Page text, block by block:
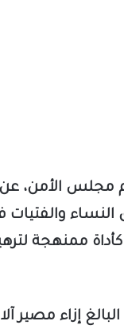
مجلس الأمن، عن
والفتيات
ممنهجة
إزاء مصير